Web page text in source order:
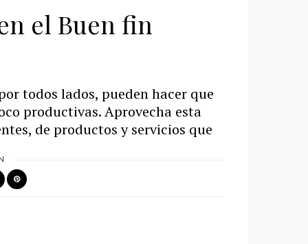
el Buen fin
todos lados, pueden hacer que
productivas. Aprovecha esta
de productos y servicios que